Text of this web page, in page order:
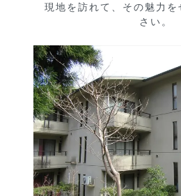
現地を訪れて、その魅力
さい。